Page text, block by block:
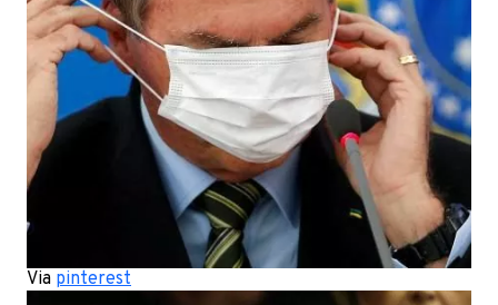
Via pinterest